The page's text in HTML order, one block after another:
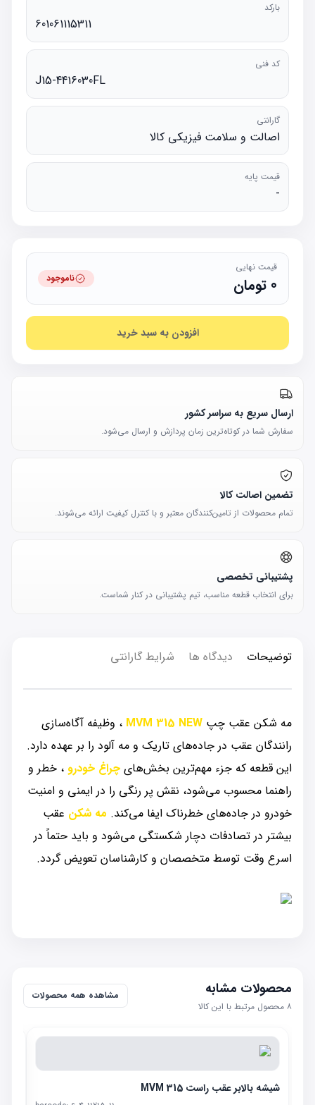
بارکد
601061115311
کد فنی
J15-4416030FL
گارانتی
اصالت و سلامت فیزیکی کالا
قیمت پایه
-
قیمت نهایی
0 تومان ناموجود
افزودن به سبد خرید
ارسال سریع به سراسر کشور
سفارش شما در کوتاه‌ترین زمان پردازش و ارسال می‌شود.
تضمین اصالت کالا
تمام محصولات از تامین‌کنندگان معتبر و با کنترل کیفیت ارائه می‌شوند.
پشتیبانی تخصصی
برای انتخاب قطعه مناسب، تیم پشتیبانی در کنار شماست.
توضیحات دیدگاه ها شرایط گارانتی
مه شکن عقب چپ MVM 315 NEW ، وظیفه آگاه‌سازی
رانندگان عقب در جاده‌های تاریک و مه آلود را بر عهده دارد.
این قطعه که جزء مهم‌ترین بخش‌های چراغ خودرو ، خطر و
راهنما محسوب می‌شود، نقش پر رنگی را در ایمنی و امنیت
خودرو در جاده‌های خطرناک ایفا می‌کند. مه شکن عقب
بیشتر در تصادفات دچار شکستگی می‌شود و باید حتماً در
اسرع وقت توسط متخصصان و کارشناسان تعویض گردد.
محصولات مشابه
۸ محصول مرتبط با این کالا
مشاهده همه محصولات
شیشه بالابر عقب راست MVM 315